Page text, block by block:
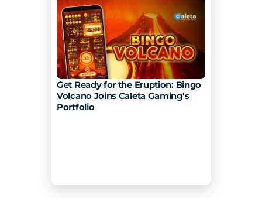
Get Ready for the Eruption: Bingo
Volcano Joins Caleta Gaming’s
Portfolio